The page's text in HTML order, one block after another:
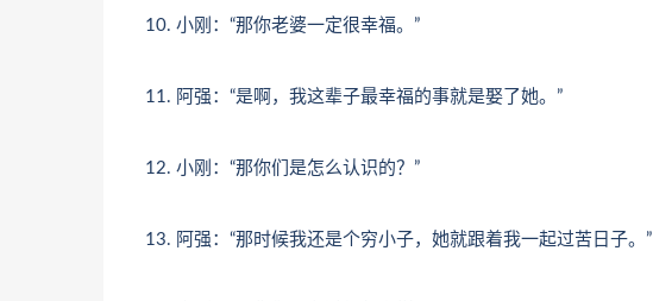
10. 小刚：“那你老婆一定很幸福。”
11. 阿强：“是啊，我这辈子最幸福的事就是娶了她。”
12. 小刚：“那你们是怎么认识的？”
13. 阿强：“那时候我还是个穷小子，她就跟着我一起过苦日子。”